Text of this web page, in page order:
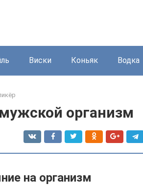
Виски Коньяк Водка
организм
на организм